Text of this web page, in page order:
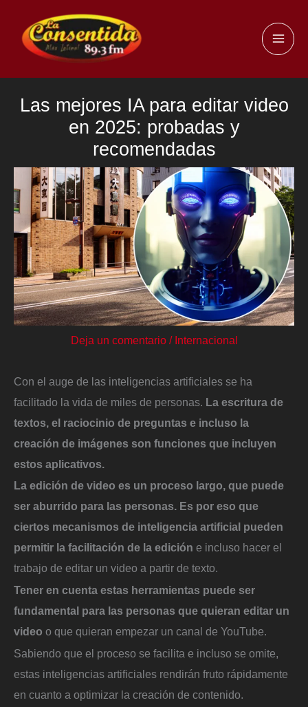
contenido
Las mejores IA para editar video
en 2025: probadas y
recomendadas
Deja un comentario / Internacional
Con el auge de las inteligencias artificiales se ha
facilitado la vida de miles de personas. La escritura de
textos, el raciocinio de preguntas e incluso la
creación de imágenes son funciones que incluyen
estos aplicativos.
La edición de video es un proceso largo, que puede
ser aburrido para las personas. Es por eso que
ciertos mecanismos de inteligencia artificial pueden
permitir la facilitación de la edición e incluso hacer el
trabajo de editar un video a partir de texto.
Tener en cuenta estas herramientas puede ser
fundamental para las personas que quieran editar un
video o que quieran empezar un canal de YouTube.
Sabiendo que el proceso se facilita e incluso se omite,
estas inteligencias artificiales rendirán fruto rápidamente
en cuanto a optimizar la creación de contenido.